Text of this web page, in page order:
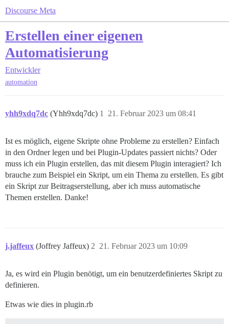
Discourse Meta
Erstellen einer eigenen
Automatisierung
Entwickler
automation
yhh9xdq7dc (Yhh9xdq7dc) 21. Februar 2023 um 08:41
1
Ist es möglich, eigene Skripte ohne Probleme zu erstellen? Einfach
in den Ordner legen und bei Plugin-Updates passiert nichts? Oder
muss ich ein Plugin erstellen, das mit diesem Plugin interagiert? Ich
brauche zum Beispiel ein Skript, um ein Thema zu erstellen. Es gibt
ein Skript zur Beitragserstellung, aber ich muss automatische
Themen erstellen. Danke!
j.jaffeux (Joffrey Jaffeux) 21. Februar 2023 um 10:09
2
Ja, es wird ein Plugin benötigt, um ein benutzerdefiniertes Skript zu
definieren.
Etwas wie dies in plugin.rb